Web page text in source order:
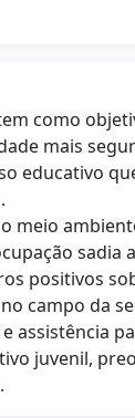
como
mais
educativo
sadia
positivos
campo da
assistência
juvenil,